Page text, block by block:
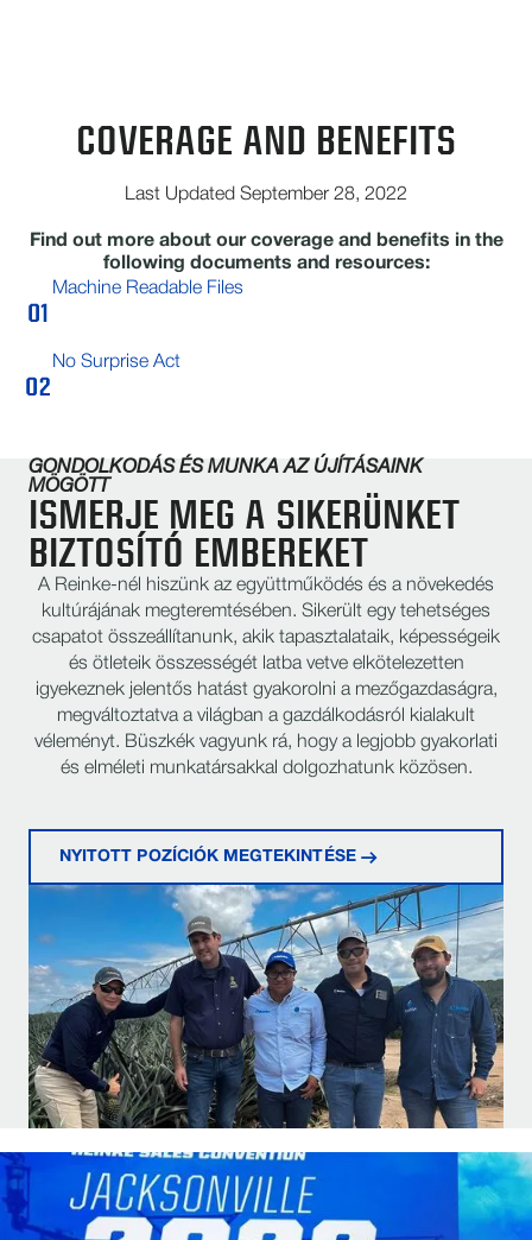
COVERAGE AND BENEFITS
Last Updated September 28, 2022
Find out more about our coverage and benefits in the
following documents and resources:
Machine Readable Files
No Surprise Act
GONDOLKODÁS ÉS MUNKA AZ ÚJÍTÁSAINK
MÖGÖTT
ISMERJE MEG A SIKERÜNKET
BIZTOSÍTÓ EMBEREKET
A Reinke-nél hiszünk az együttműködés és a növekedés
kultúrájának megteremtésében. Sikerült egy tehetséges
csapatot összeállítanunk, akik tapasztalataik, képességeik
és ötleteik összességét latba vetve elkötelezetten
igyekeznek jelentős hatást gyakorolni a mezőgazdaságra,
megváltoztatva a világban a gazdálkodásról kialakult
véleményt. Büszkék vagyunk rá, hogy a legjobb gyakorlati
és elméleti munkatársakkal dolgozhatunk közösen.
NYITOTT POZÍCIÓK MEGTEKINTÉSE